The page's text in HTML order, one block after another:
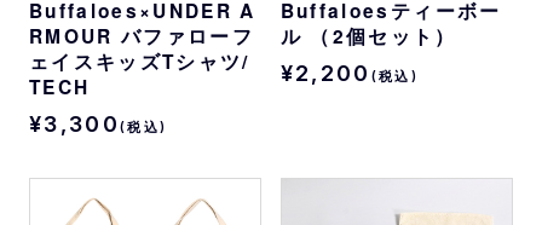
Buffaloes×UNDER A
RMOUR バファローフ
ェイスキッズTシャツ/
TECH
¥3,300 (税込)
Buffaloesティーボー
ル （2個セット）
¥2,200 (税込)